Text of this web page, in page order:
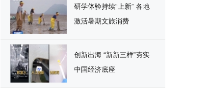
研学体验持续“上新” 各地
激活暑期文旅消费
创新出海 “新新三样”夯实
中国经济底座